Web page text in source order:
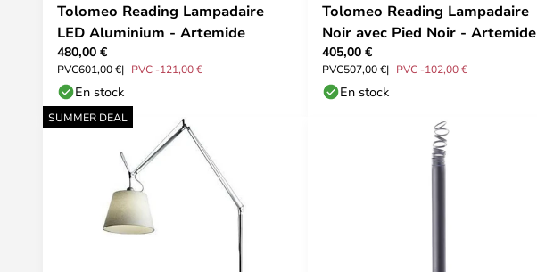
Tolomeo Reading Lampadaire
LED Aluminium - Artemide
480,00 €
PVC601,00 € PVC -121,00 €
En stock
Tolomeo Reading Lampadaire
Noir avec Pied Noir - Artemide
405,00 €
PVC507,00 € PVC -102,00 €
En stock
SUMMER DEAL